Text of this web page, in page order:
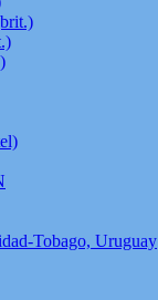
Tobago, Uruguay